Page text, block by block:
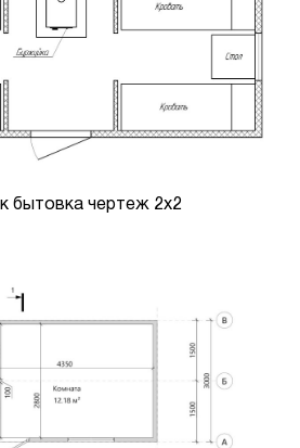
бытовка чертеж 2х2